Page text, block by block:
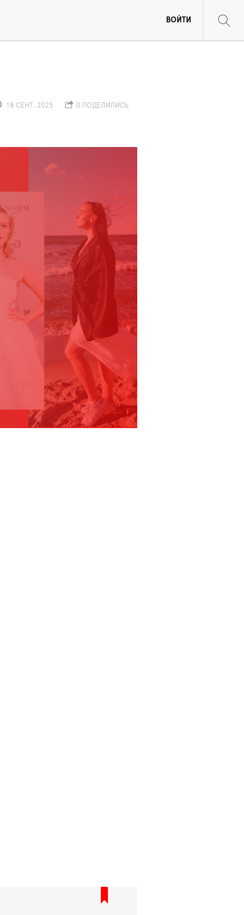
ВОЙТИ
18 СЕНТ. 2025 0 ПОДЕЛИЛИСЬ